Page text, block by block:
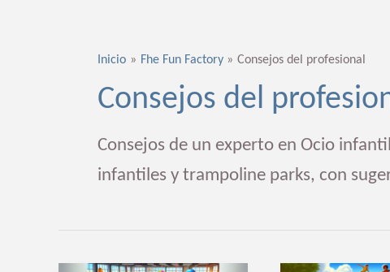
Inicio Fhe Fun Factory Consejos del profesional
Consejos del
Consejos de un experto en Ocio
infantiles y trampoline parks, con
entradas